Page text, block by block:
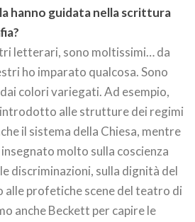
hanno guidata nella scrittura
letterari, sono moltissimi… da
ho imparato qualcosa. Sono
colori variegati. Ad esempio,
alle strutture dei regimi
il sistema della Chiesa, mentre
molto sulla coscienza
discriminazioni, sulla dignità del
alle profetiche scene del teatro di
anche Beckett per capire le